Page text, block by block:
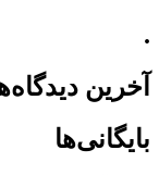
.
آخرین
بایگانی‌ها